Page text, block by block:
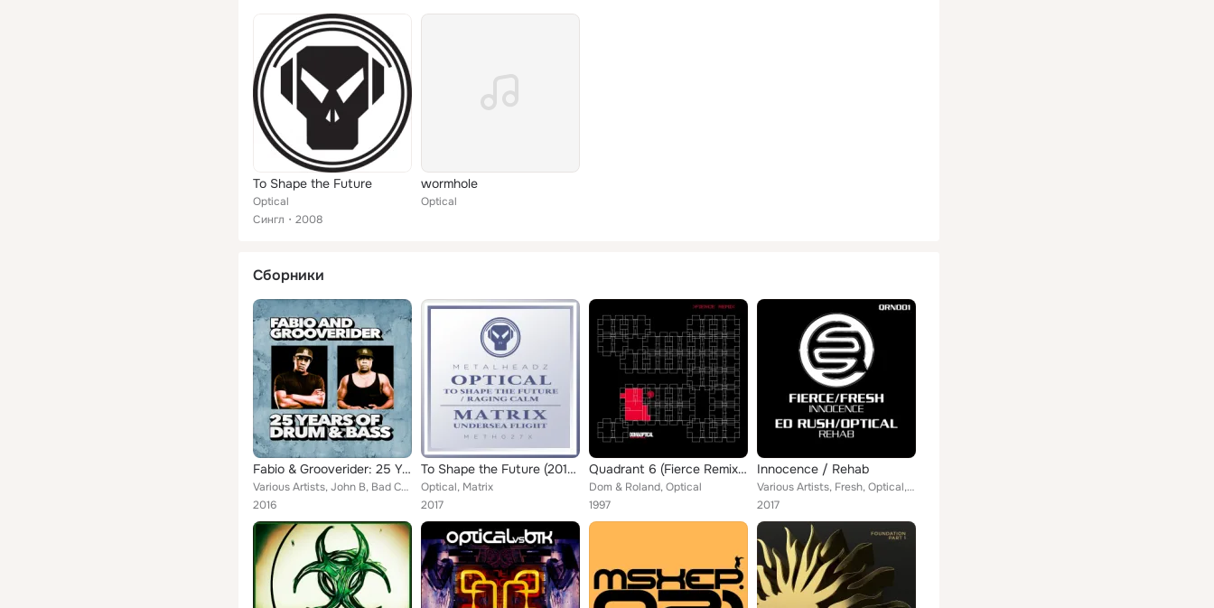
To Shape the Future
Optical
Сингл
2008
wormhole
Optical
Сборники
Fabio & Grooverider: 25 Years of Drum & Bass
Various Artists, John B, Bad Company UK, Sub Focus, Asylum, Digital, TC feat. Jakes, Total Science, Blame, Friction, Camo & Kroo...
2016
To Shape the Future (2017 Remaster)
Optical, Matrix
2017
Quadrant 6 (Fierce Remix) / Rage Roll
Dom & Roland, Optical
1997
Innocence / Rehab
Various Artists, Fresh, Optical, Ed Rush, Fierce
2017